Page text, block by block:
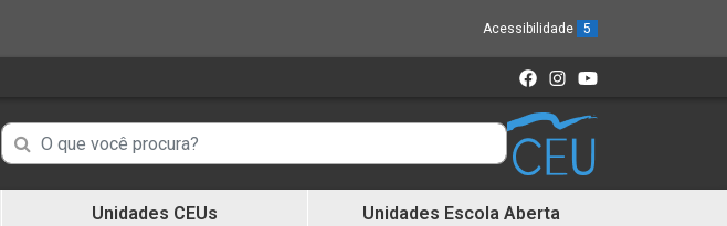
Acessibilidade 5
Campo
de
Campo
de
Busca
Unidades CEUs Unidades Escola Aberta